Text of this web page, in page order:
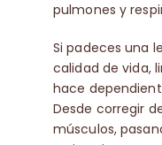
pulmones y
Si padeces una
calidad de vida,
hace
Desde corregir
músculos,